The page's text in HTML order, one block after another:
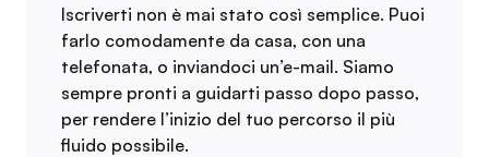
Iscriverti non è mai stato così semplice. Puoi
farlo comodamente da casa, con una
telefonata, o inviandoci un’e-mail. Siamo
sempre pronti a guidarti passo dopo passo,
per rendere l’inizio del tuo percorso il più
fluido possibile.